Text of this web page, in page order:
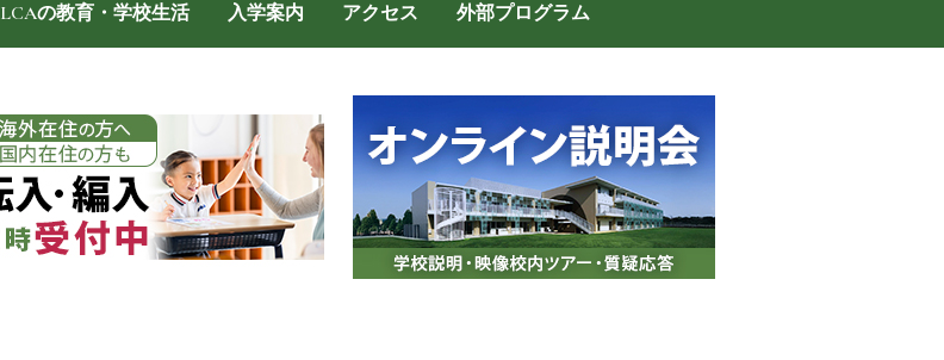
LCAの教育・学校生活 入学案内 アクセス 外部プログラム